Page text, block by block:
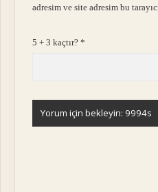
adresim ve site adresim bu
5 + 3 kaçtır?*